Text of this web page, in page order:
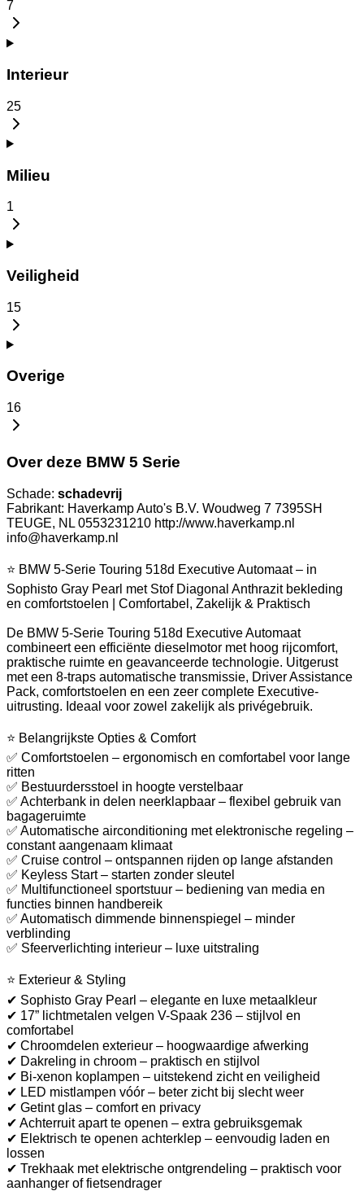
7
Interieur
25
Milieu
1
Veiligheid
15
Overige
16
Over deze BMW 5 Serie
Schade: schadevrij
Fabrikant: Haverkamp Auto's B.V. Woudweg 7 7395SH
TEUGE, NL 0553231210 http://www.haverkamp.nl
info@haverkamp.nl
⭐ BMW 5-Serie Touring 518d Executive Automaat – in
Sophisto Gray Pearl met Stof Diagonal Anthrazit bekleding
en comfortstoelen | Comfortabel, Zakelijk & Praktisch
De BMW 5-Serie Touring 518d Executive Automaat
combineert een efficiënte dieselmotor met hoog rijcomfort,
praktische ruimte en geavanceerde technologie. Uitgerust
met een 8-traps automatische transmissie, Driver Assistance
Pack, comfortstoelen en een zeer complete Executive-
uitrusting. Ideaal voor zowel zakelijk als privégebruik.
⭐ Belangrijkste Opties & Comfort
✅ Comfortstoelen – ergonomisch en comfortabel voor lange
ritten
✅ Bestuurdersstoel in hoogte verstelbaar
✅ Achterbank in delen neerklapbaar – flexibel gebruik van
bagageruimte
✅ Automatische airconditioning met elektronische regeling –
constant aangenaam klimaat
✅ Cruise control – ontspannen rijden op lange afstanden
✅ Keyless Start – starten zonder sleutel
✅ Multifunctioneel sportstuur – bediening van media en
functies binnen handbereik
✅ Automatisch dimmende binnenspiegel – minder
verblinding
✅ Sfeerverlichting interieur – luxe uitstraling
⭐ Exterieur & Styling
✔ Sophisto Gray Pearl – elegante en luxe metaalkleur
✔ 17” lichtmetalen velgen V-Spaak 236 – stijlvol en
comfortabel
✔ Chroomdelen exterieur – hoogwaardige afwerking
✔ Dakreling in chroom – praktisch en stijlvol
✔ Bi-xenon koplampen – uitstekend zicht en veiligheid
✔ LED mistlampen vóór – beter zicht bij slecht weer
✔ Getint glas – comfort en privacy
✔ Achterruit apart te openen – extra gebruiksgemak
✔ Elektrisch te openen achterklep – eenvoudig laden en
lossen
✔ Trekhaak met elektrische ontgrendeling – praktisch voor
aanhanger of fietsendrager